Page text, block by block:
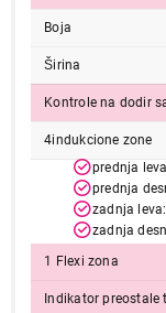
Boja
Širina
Kontrole na dodir
4indukcione zone
prednja
prednja
zadnja
zadnja
1 Flexi zona
Indikator preostale